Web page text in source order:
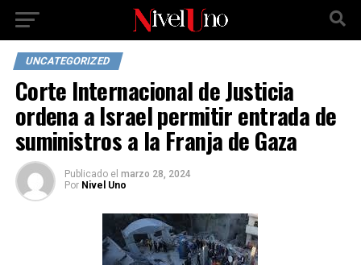
UNCATEGORIZED
Corte Internacional de Justicia
ordena a Israel permitir entrada de
suministros a la Franja de Gaza
Publicado el marzo 28, 2024
Por Nivel Uno